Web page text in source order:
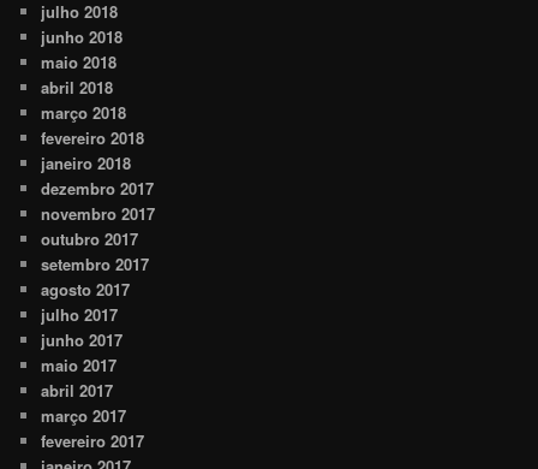
julho 2018
junho 2018
maio 2018
abril 2018
março 2018
fevereiro 2018
janeiro 2018
dezembro 2017
novembro 2017
outubro 2017
setembro 2017
agosto 2017
julho 2017
junho 2017
maio 2017
abril 2017
março 2017
fevereiro 2017